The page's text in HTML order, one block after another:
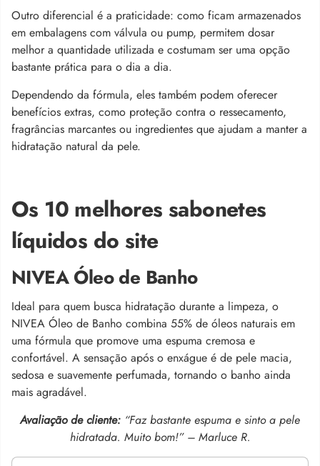
Outro diferencial é a praticidade: como ficam armazenados
em embalagens com válvula ou pump, permitem dosar
melhor a quantidade utilizada e costumam ser uma opção
bastante prática para o dia a dia.
Dependendo da fórmula, eles também podem oferecer
benefícios extras, como proteção contra o ressecamento,
fragrâncias marcantes ou ingredientes que ajudam a manter a
hidratação natural da pele.
Os 10 melhores sabonetes
líquidos do site
NIVEA Óleo de Banho
Ideal para quem busca hidratação durante a limpeza, o
NIVEA Óleo de Banho combina 55% de óleos naturais em
uma fórmula que promove uma espuma cremosa e
confortável. A sensação após o enxágue é de pele macia,
sedosa e suavemente perfumada, tornando o banho ainda
mais agradável.
Avaliação de cliente: “Faz bastante espuma e sinto a pele
hidratada. Muito bom!” – Marluce R.